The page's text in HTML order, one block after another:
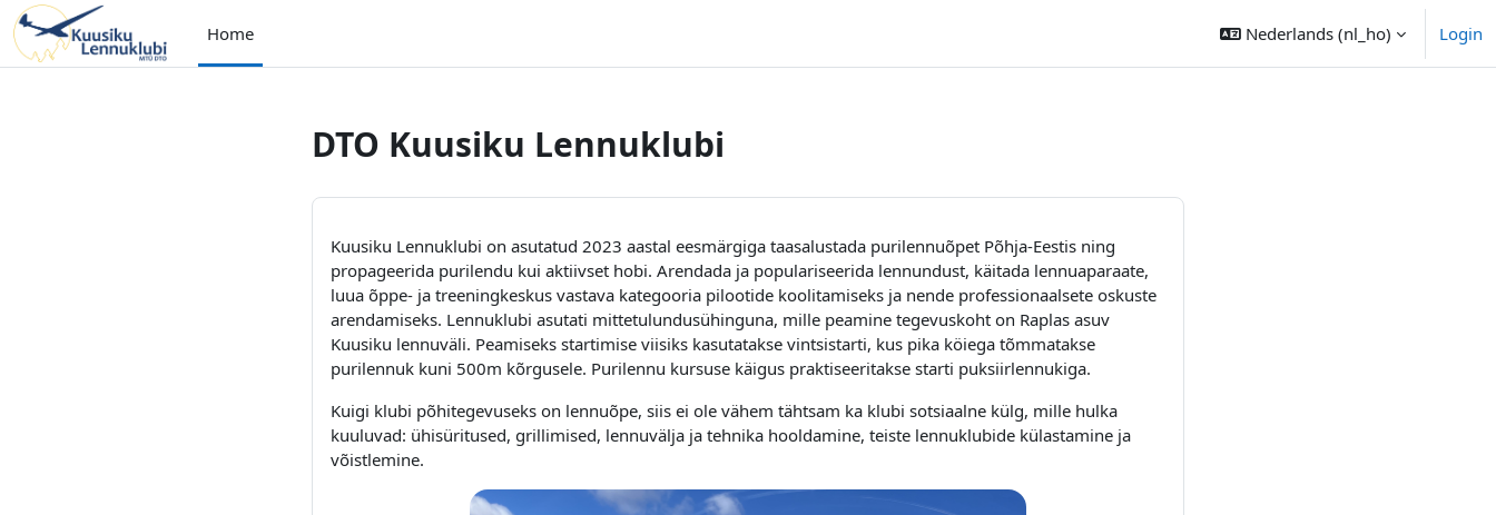
Ga naar hoofdinhoud
Home
Nederlands ‎(nl_ho)‎ Login
DTO Kuusiku Lennuklubi
Kuusiku Lennuklubi on asutatud 2023 aastal eesmärgiga taasalustada purilennuõpet Põhja-Eestis ning
propageerida purilendu kui aktiivset hobi. Arendada ja populariseerida lennundust, käitada lennuaparaate,
luua õppe- ja treeningkeskus vastava kategooria pilootide koolitamiseks ja nende professionaalsete oskuste
arendamiseks. Lennuklubi asutati mittetulundusühinguna, mille peamine tegevuskoht on Raplas asuv
Kuusiku lennuväli. Peamiseks startimise viisiks kasutatakse vintsistarti, kus pika köiega tõmmatakse
purilennuk kuni 500m kõrgusele. Purilennu kursuse käigus praktiseeritakse starti puksiirlennukiga.
Kuigi klubi põhitegevuseks on lennuõpe, siis ei ole vähem tähtsam ka klubi sotsiaalne külg, mille hulka
kuuluvad: ühisüritused, grillimised, lennuvälja ja tehnika hooldamine, teiste lennuklubide külastamine ja
võistlemine.